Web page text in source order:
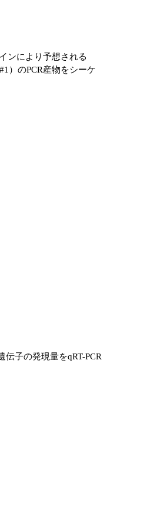
ンにより予想される
）のPCR産物をシーケ
伝子の発現量をqRT-PCR